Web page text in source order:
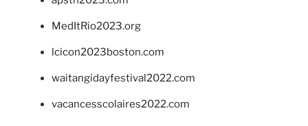
MedItRio2023.org
lcicon2023boston.com
waitangidayfestival2022.com
vacancesscolaires2022.com